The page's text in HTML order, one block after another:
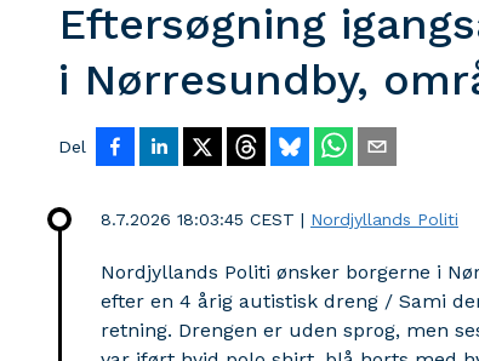
Eftersøgning
i Nørresundby,
Del
8.7.2026 18:03:45 CEST | Nordjyllands Politi
Nordjyllands Politi ønsker borgerne i
efter en 4 årig autistisk dreng / Sami
retning. Drengen er uden sprog, men